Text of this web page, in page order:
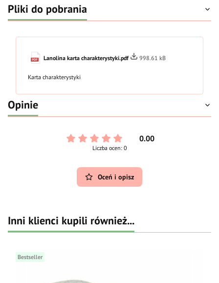
Pliki do pobrania
Lanolina karta charakterystyki.pdf 998.61 kB
Karta charakterystyki
Opinie
0.00
Liczba ocen: 0
Oceń i opisz
Inni klienci kupili również...
Bestseller